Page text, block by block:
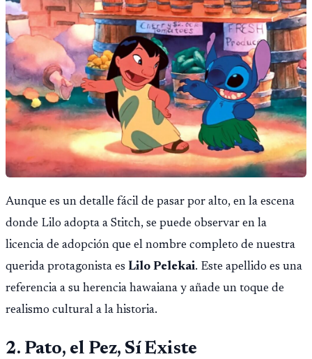
de la noche.
Aunque es un detalle fácil de pasar por alto, en la escena
donde Lilo adopta a Stitch, se puede observar en la
licencia de adopción que el nombre completo de nuestra
querida protagonista es Lilo Pelekai. Este apellido es una
referencia a su herencia hawaiana y añade un toque de
realismo cultural a la historia.
2. Pato, el Pez, Sí Existe